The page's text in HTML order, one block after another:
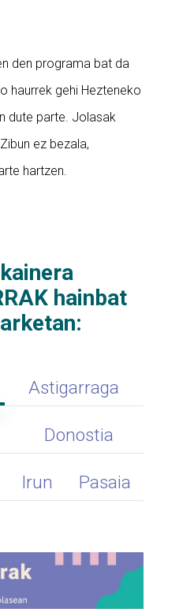
den programa bat da
haurrek gehi Hezteneko
dute parte. Jolasak
ez bezala,
hartzen.
hainbat
Astigarraga
Donostia
Irun Pasaia